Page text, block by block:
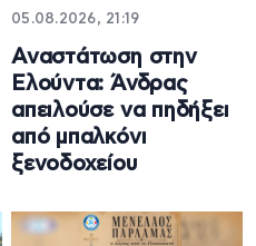
05.08.2026, 21:19
Αναστάτωση στην
Ελούντα: Άνδρας
απειλούσε να πηδήξει
από μπαλκόνι
ξενοδοχείου